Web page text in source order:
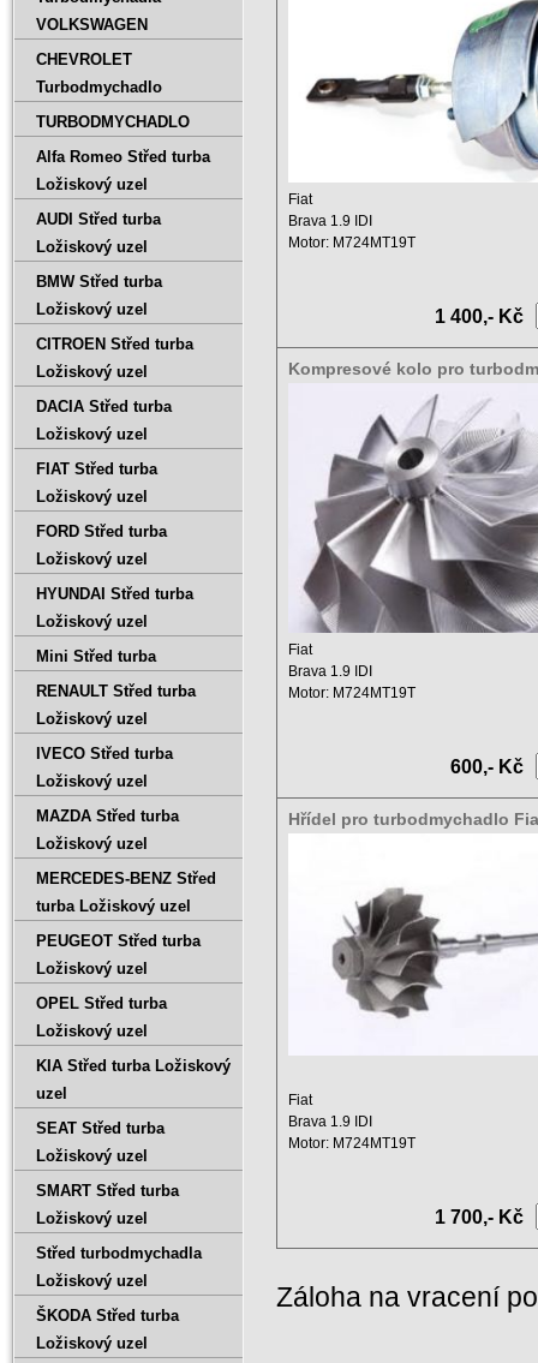
Fiat
Brava 1.9 IDI
Motor: M724MT19T
1 400,- Kč
Kompresové kolo pro
Fiat Brava 1,9 IDI 46750783 ,
0001 77KW
Fiat
Brava 1.9 IDI
Motor: M724MT19T
600,- Kč
Hřídel pro turbodmychadlo
Fiat
Brava 1.9 IDI
Motor: M724MT19T
1 700,- Kč
Záloha na vracení
VOLKSWAGEN
CHEVROLET
Turbodmychadlo
TURBODMYCHADLO
Alfa Romeo Střed turba
Ložiskový uzel
AUDI Střed turba
Ložiskový uzel
BMW Střed turba
Ložiskový uzel
CITROEN Střed turba
Ložiskový uzel
DACIA Střed turba
Ložiskový uzel
FIAT Střed turba
Ložiskový uzel
FORD Střed turba
Ložiskový uzel
HYUNDAI Střed turba
Ložiskový uzel
Mini Střed turba
RENAULT Střed turba
Ložiskový uzel
IVECO Střed turba
Ložiskový uzel
MAZDA Střed turba
Ložiskový uzel
MERCEDES-BENZ Střed
turba Ložiskový uzel
PEUGEOT Střed turba
Ložiskový uzel
OPEL Střed turba
Ložiskový uzel
KIA Střed turba Ložiskový
uzel
SEAT Střed turba
Ložiskový uzel
SMART Střed turba
Ložiskový uzel
Střed turbodmychadla
Ložiskový uzel
ŠKODA Střed turba
Ložiskový uzel